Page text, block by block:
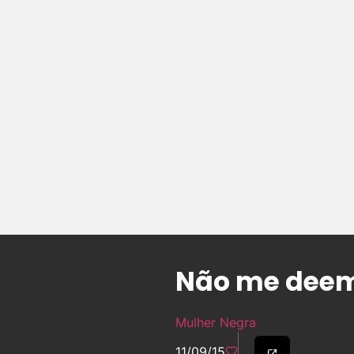
Não me
Mulher Negra